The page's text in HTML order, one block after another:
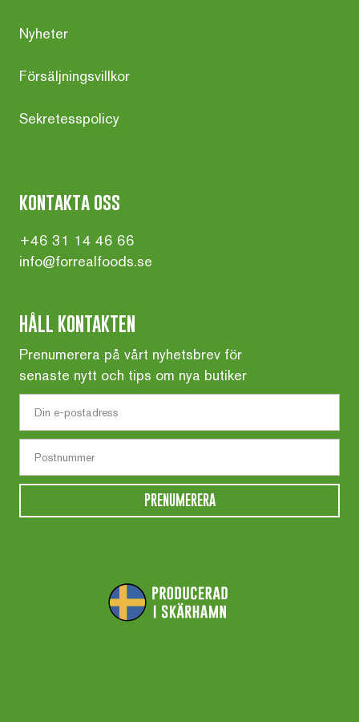
Nyheter
Försäljningsvillkor
Sekretesspolicy
kontakta oss
+46 31 14 46 66
info@forrealfoods.se
HÅLL KONTAKTEN
Prenumerera på vårt nyhetsbrev för
senaste nytt och tips om nya butiker
PRENUMERERA